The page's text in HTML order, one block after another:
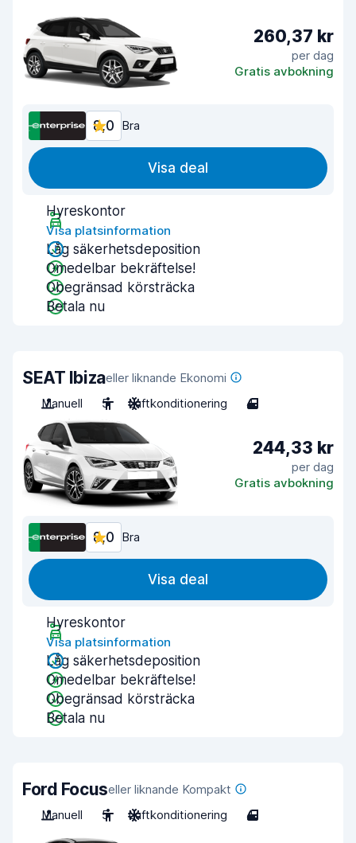
260,37 kr
per dag
Gratis avbokning
8,0 Bra
Visa deal
Hyreskontor
Visa platsinformation
Låg säkerhetsdeposition
Omedelbar bekräftelse!
Obegränsad körsträcka
Betala nu
SEAT Ibizaeller liknande Ekonomi
Manuell
5 Luftkonditionering 4
244,33 kr
per dag
Gratis avbokning
8,0 Bra
Visa deal
Hyreskontor
Visa platsinformation
Låg säkerhetsdeposition
Omedelbar bekräftelse!
Obegränsad körsträcka
Betala nu
Ford Focuseller liknande Kompakt
Manuell
5 Luftkonditionering 4